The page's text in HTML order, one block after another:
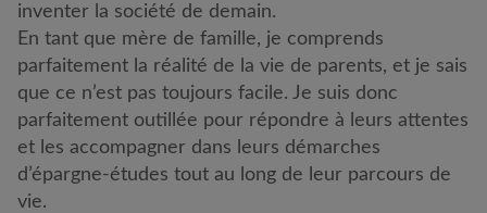
inventer la société de demain.
En tant que mère de famille, je comprends
parfaitement la réalité de la vie de parents, et je sais
que ce n’est pas toujours facile. Je suis donc
parfaitement outillée pour répondre à leurs attentes
et les accompagner dans leurs démarches
d’épargne-études tout au long de leur parcours de
vie.